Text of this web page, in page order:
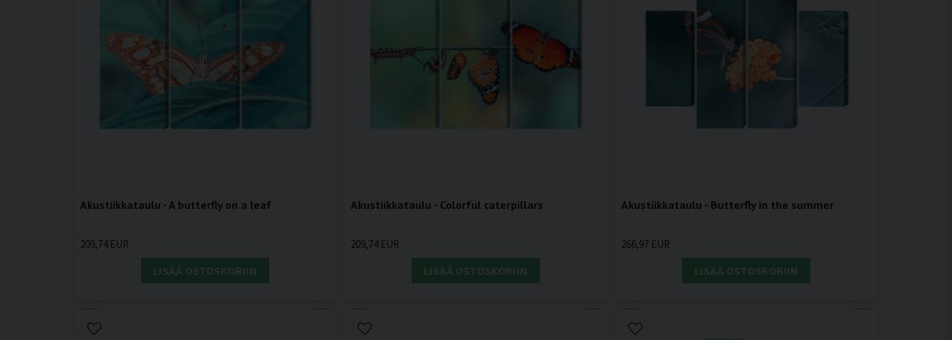
Akustiikkataulu - A butterfly on a leaf
209,74 EUR
LISÄÄ OSTOSKORIIN
Akustiikkataulu - Colorful caterpillars
209,74 EUR
LISÄÄ OSTOSKORIIN
Akustiikkataulu - Butterfly in the summer
266,97 EUR
LISÄÄ OSTOSKORIIN